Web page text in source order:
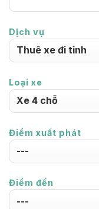
Dịch vụ
Loại xe
Điểm xuất phát
Điểm đến